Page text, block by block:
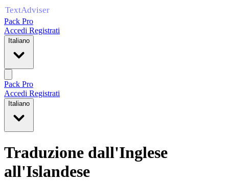
Pack Pro
Accedi Registrati
Italiano
Pack Pro
Accedi Registrati
Italiano
Traduzione dall'Inglese
all'Islandese